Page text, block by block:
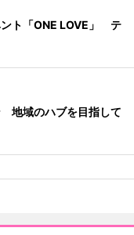
ト「ONE LOVE」 テ
地域のハブを目指して